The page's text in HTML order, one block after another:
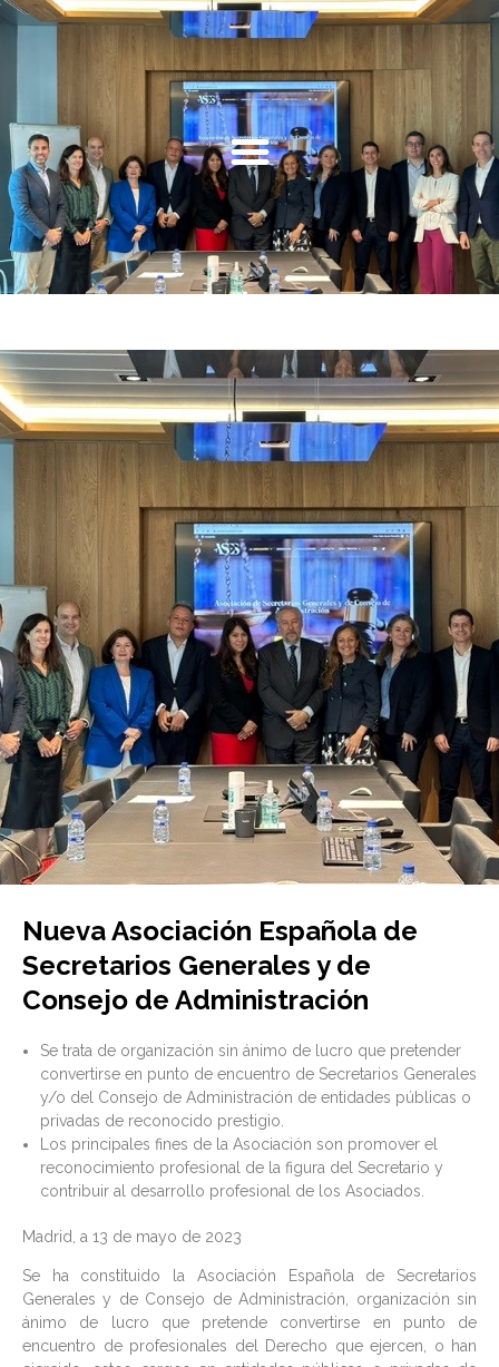
Nueva Asociación Española de
Secretarios Generales y de
Consejo de Administración
Se trata de organización sin ánimo de lucro que pretender
convertirse en punto de encuentro de Secretarios Generales
y/o del Consejo de Administración de entidades públicas o
privadas de reconocido prestigio.
Los principales fines de la Asociación son promover el
reconocimiento profesional de la figura del Secretario y
contribuir al desarrollo profesional de los Asociados.
Madrid, a 13 de mayo de 2023
Se ha constituido la Asociación Española de Secretarios
Generales y de Consejo de Administración, organización sin
ánimo de lucro que pretende convertirse en punto de
encuentro de profesionales del Derecho que ejercen, o han